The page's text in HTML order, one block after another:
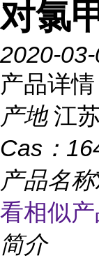
对氯
2020-
产品详情
产地 江
Cas：
产品名称
看相似
简介